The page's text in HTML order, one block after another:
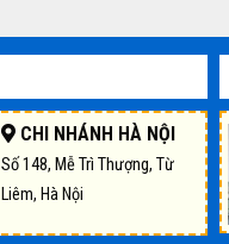
CHI NHÁNH HÀ NỘI
Số 148, Mễ Trì Thượng, Từ
Liêm, Hà Nội